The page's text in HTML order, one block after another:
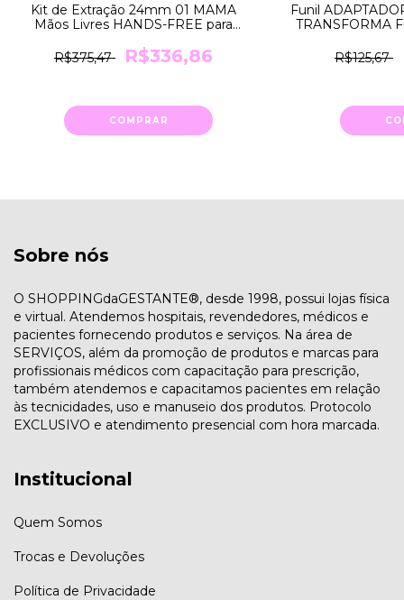
Kit de Extração 24mm 01 MAMA
Mãos Livres HANDS-FREE para
R$375,47
R$336,86
COMPRAR
Funil
TRANSFORMA
R$125,67
Sobre nós
O SHOPPINGdaGESTANTE®, desde 1998, possui lojas física
e virtual. Atendemos hospitais, revendedores, médicos e
pacientes fornecendo produtos e serviços. Na área de
SERVIÇOS, além da promoção de produtos e marcas para
profissionais médicos com capacitação para prescrição,
também atendemos e capacitamos pacientes em relação
às tecnicidades, uso e manuseio dos produtos. Protocolo
EXCLUSIVO e atendimento presencial com hora marcada.
Institucional
Quem Somos
Trocas e Devoluções
Política de Privacidade